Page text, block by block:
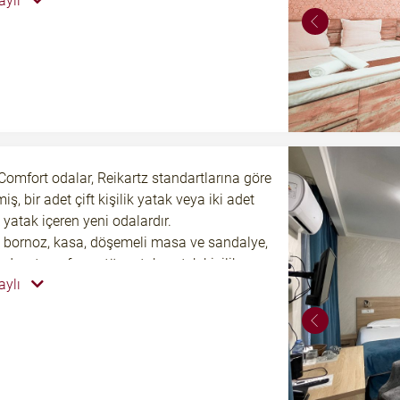
odalar, Reikartz standartlarına göre
bir adet çift kişilik yatak veya iki adet
içeren yeni odalardır.
bornoz, kasa, döşemeli masa ve sandalye,
duş, transformatör yatak ve tek kişilik
bir koltuk bulunmaktadır.